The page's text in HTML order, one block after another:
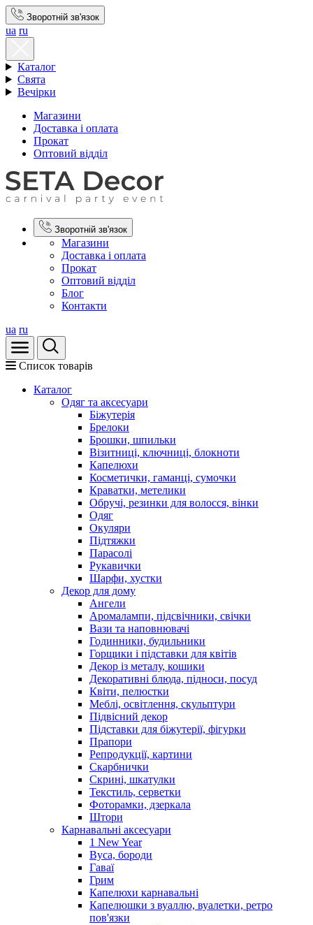
Зворотній зв'язок
ua ru
Каталог
Свята
Вечірки
Магазини
Доставка і оплата
Прокат
Оптовий відділ
Зворотній зв'язок
Магазини
Доставка і оплата
Прокат
Оптовий відділ
Блог
Контакти
ua ru
Список товарів
Каталог
Oдяг та аксесуари
Біжутерія
Брелоки
Брошки, шпильки
Візитниці, ключниці, блокноти
Капелюхи
Косметички, гаманці, сумочки
Краватки, метелики
Обручі, резинки для волосся, вінки
Одяг
Окуляри
Підтяжки
Парасолі
Рукавички
Шарфи, хустки
Декор для дому
Ангели
Аромалампи, підсвічники, свічки
Вази та наповнювачі
Годинники, будильники
Горщики і підставки для квітів
Декор із металу, кошики
Декоративні блюда, підноси, посуд
Квіти, пелюстки
Меблі, освітлення, скульптури
Підвісний декор
Підставки для біжутерії, фігурки
Прапори
Репродукції, картини
Скарбнички
Скрині, шкатулки
Текстиль, серветки
Фоторамки, дзеркала
Штори
Карнавальні аксесуари
1 New Year
Вуса, бороди
Гаваї
Грим
Капелюхи карнавальні
Капелюшки з вуаллю, вуалетки, ретро
пов'язки